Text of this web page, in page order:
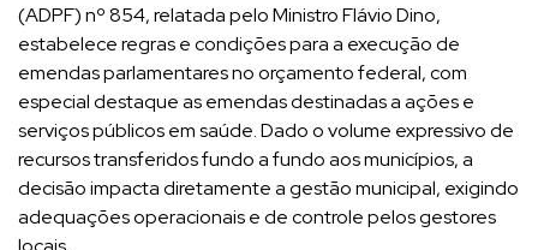
(ADPF) nº 854, relatada pelo Ministro Flávio Dino,
estabelece regras e condições para a execução de
emendas parlamentares no orçamento federal, com
especial destaque as emendas destinadas a ações e
serviços públicos em saúde. Dado o volume expressivo de
recursos transferidos fundo a fundo aos municípios, a
decisão impacta diretamente a gestão municipal, exigindo
adequações operacionais e de controle pelos gestores